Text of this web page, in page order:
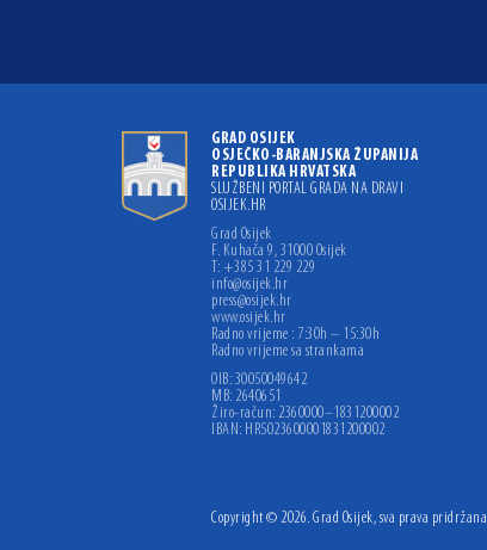
GRAD OSIJEK
OSJEČKO-BARANJSKA ŽUPANIJA
REPUBLIKA HRVATSKA
SLUŽBENI PORTAL GRADA NA DRAVI
OSIJEK.HR
Grad Osijek
F. Kuhača 9, 31000 Osijek
T: +385 31 229 229
info@osijek.hr
press@osijek.hr
www.osijek.hr
Radno vrijeme : 7:30h – 15:30h
Radno vrijeme sa strankama
OIB: 30050049642
MB: 2640651
Žiro-račun: 2360000–1831200002
IBAN: HR5023600001831200002
Copyright © 2026. Grad Osijek, sva prava pridržana